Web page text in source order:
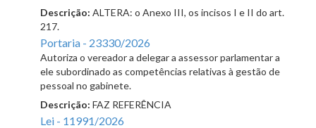
Descrição: ALTERA: o Anexo III, os incisos I e II do art.
217.
Portaria - 23330/2026
Autoriza o vereador a delegar a assessor parlamentar a
ele subordinado as competências relativas à gestão de
pessoal no gabinete.
Descrição: FAZ REFERÊNCIA
Lei - 11991/2026